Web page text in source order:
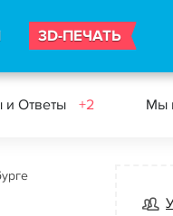
3D-ПЕЧАТЬ
и Ответы +2 Мы